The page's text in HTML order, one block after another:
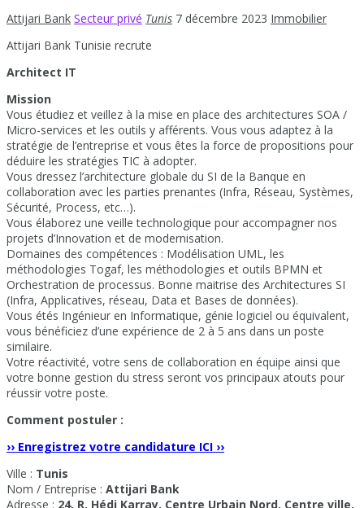
Attijari Bank Secteur privé Tunis 7 décembre 2023 Immobilier
Attijari Bank Tunisie recrute
Architect IT
Mission
Vous étudiez et veillez à la mise en place des architectures SOA /
Micro-services et les outils y afférents. Vous vous adaptez à la
stratégie de l’entreprise et vous êtes la force de propositions pour
déduire les stratégies TIC à adopter.
Vous dressez l’architecture globale du SI de la Banque en
collaboration avec les parties prenantes (Infra, Réseau, Systèmes,
Sécurité, Process, etc…).
Vous élaborez une veille technologique pour accompagner nos
projets d’Innovation et de modernisation.
Domaines des compétences : Modélisation UML, les
méthodologies Togaf, les méthodologies et outils BPMN et
Orchestration de processus. Bonne maitrise des Architectures SI
(Infra, Applicatives, réseau, Data et Bases de données).
Vous étés Ingénieur en Informatique, génie logiciel ou équivalent,
vous bénéficiez d’une expérience de 2 à 5 ans dans un poste
similaire.
Votre réactivité, votre sens de collaboration en équipe ainsi que
votre bonne gestion du stress seront vos principaux atouts pour
réussir votre poste.
Comment postuler :
›› Enregistrez votre candidature ICI ››
Ville : Tunis
Nom / Entreprise : Attijari Bank
Adresse : 24, R. Hédi Karray, Centre Urbain Nord, Centre ville,